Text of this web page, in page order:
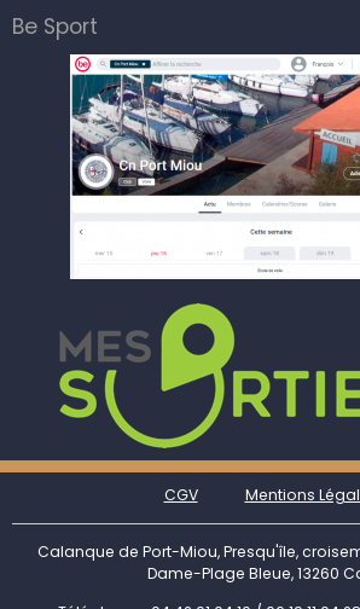
Be Sport
CGV Mentions
Calanque de Port-Miou, Presqu'île,
Dame-Plage Bleue, 13260